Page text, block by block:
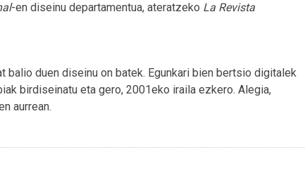
-en diseinu departamentua, ateratzeko La Revista
balio duen diseinu on batek. Egunkari bien bertsio digitalek
birdiseinatu eta gero, 2001eko iraila ezkero. Alegia,
aurrean.